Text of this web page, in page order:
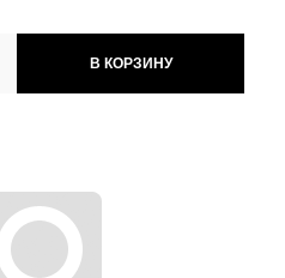
В КОРЗИНУ